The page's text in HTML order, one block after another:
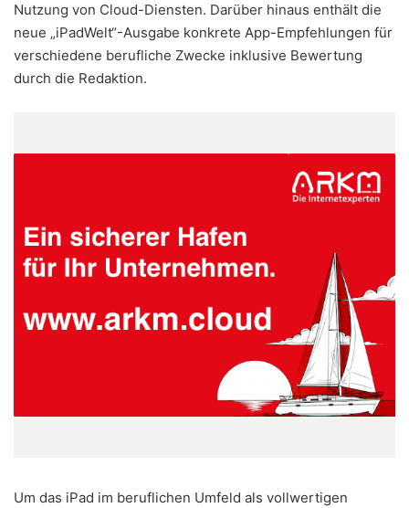
Nutzung von Cloud-Diensten. Darüber hinaus enthält die
neue „iPadWelt“-Ausgabe konkrete App-Empfehlungen für
verschiedene berufliche Zwecke inklusive Bewertung
durch die Redaktion.
Um das iPad im beruflichen Umfeld als vollwertigen